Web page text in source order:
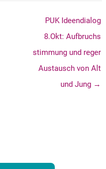
PUK Ideendialog
8.Okt: Aufbruchs
stimmung und reger
Austausch von Alt
und Jung →